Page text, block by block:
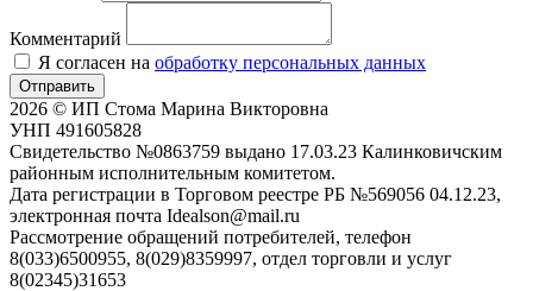
Комментарий
Я согласен на обработку персональных данных
Отправить
2026 © ИП Стома Марина Викторовна
УНП 491605828
Свидетельство №0863759 выдано 17.03.23 Калинковичским
районным исполнительным комитетом.
Дата регистрации в Торговом реестре РБ №569056 04.12.23,
электронная почта Idealson@mail.ru
Рассмотрение обращений потребителей, телефон
8(033)6500955, 8(029)8359997, отдел торговли и услуг
8(02345)31653